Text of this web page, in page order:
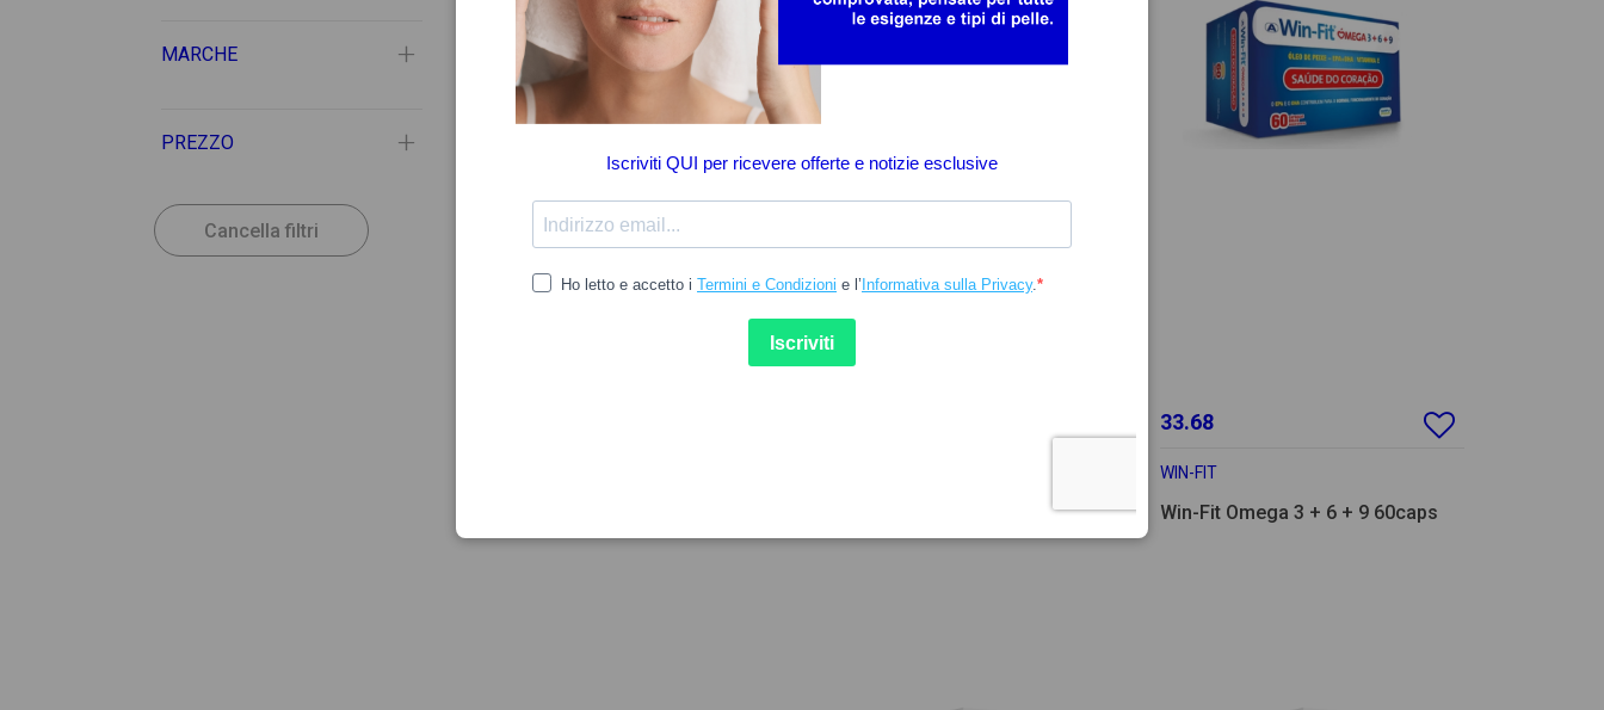
MARCHE
PREZZO
Cancella filtri
33.68
WIN-FIT
Win-Fit Omega 3 + 6 + 9 60caps